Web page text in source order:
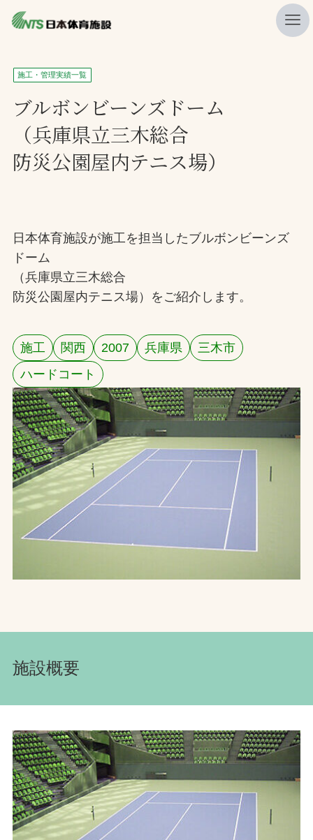
私たちの強み
ニュース
プレスリリース
レポート
会社概要
採用情報
お問合せ
お取引先の皆様へ
プライバシーポリシー
ソーシャルメディアポリシー
施工・管理実績一覧
ブルボンビーンズドーム
（兵庫県立三木総合
防災公園屋内テニス場）
日本体育施設が施工を担当したブルボンビーンズ
ドーム
（兵庫県立三木総合
防災公園屋内テニス場）をご紹介します。
施工 関西 2007 兵庫県
三木市
ハードコート
施設概要